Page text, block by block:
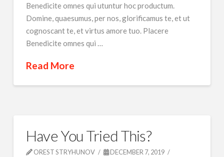
Benedicite omnes qui utuntur hoc productum.
Domine, quaesumus, per nos, glorificamus te, et ut
cognoscant te, et virtus amore tuo. Placere
Benedicite omnes qui …
Read More
Have You Tried This?
OREST STRYHUNOV
DECEMBER 7, 2019